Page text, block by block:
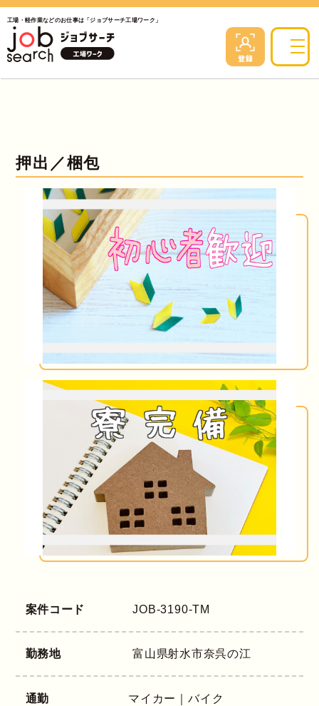
工場・軽作業などのお仕事は「ジョブサーチ工場ワーク」
押出／梱包
案件コード JOB-3190-TM
勤務地 富山県射水市奈呉の江
通勤 マイカー｜バイク